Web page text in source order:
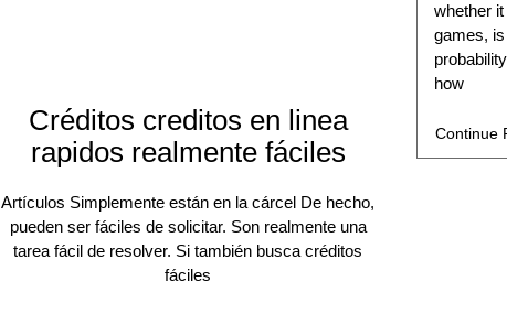
Créditos creditos en linea
rapidos realmente fáciles
Artículos Simplemente están en la cárcel De hecho,
pueden ser fáciles de solicitar. Son realmente una
tarea fácil de resolver. Si también busca créditos
fáciles
whether
games,
how
Continue